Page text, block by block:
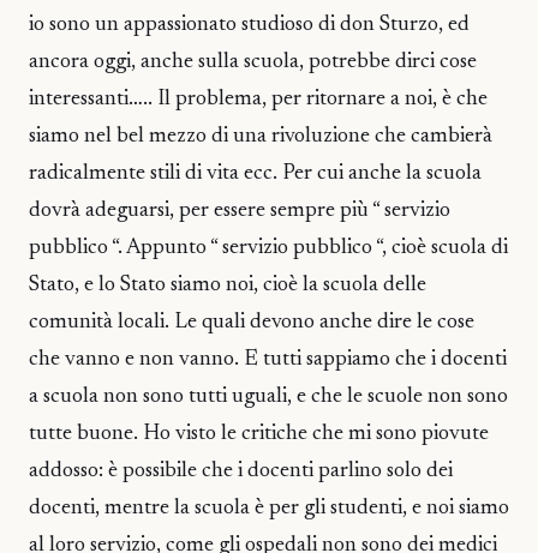
io sono un appassionato studioso di don Sturzo, ed
ancora oggi, anche sulla scuola, potrebbe dirci cose
interessanti….. Il problema, per ritornare a noi, è che
siamo nel bel mezzo di una rivoluzione che cambierà
radicalmente stili di vita ecc. Per cui anche la scuola
dovrà adeguarsi, per essere sempre più “ servizio
pubblico “. Appunto “ servizio pubblico “, cioè scuola di
Stato, e lo Stato siamo noi, cioè la scuola delle
comunità locali. Le quali devono anche dire le cose
che vanno e non vanno. E tutti sappiamo che i docenti
a scuola non sono tutti uguali, e che le scuole non sono
tutte buone. Ho visto le critiche che mi sono piovute
addosso: è possibile che i docenti parlino solo dei
docenti, mentre la scuola è per gli studenti, e noi siamo
al loro servizio, come gli ospedali non sono dei medici